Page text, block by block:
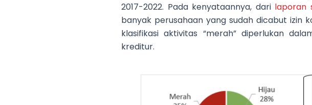
2017-2022. Pada kenyataannya, dari laporan
banyak perusahaan yang sudah dicabut izin
klasifikasi aktivitas “merah” diperlukan
kreditur.